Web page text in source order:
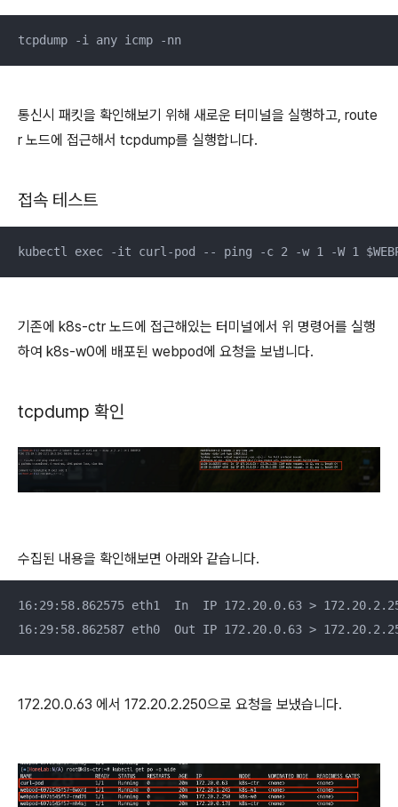
tcpdump -i any icmp -nn
통신시 패킷을 확인해보기 위해 새로운 터미널을 실행하고, route
r 노드에 접근해서 tcpdump를 실행합니다.
접속 테스트
kubectl exec -it curl-pod -- ping -c 2 -w 1 -W 1
기존에 k8s-ctr 노드에 접근해있는 터미널에서 위 명령어를 실행
하여 k8s-w0에 배포된 webpod에 요청을 보냅니다.
tcpdump 확인
수집된 내용을 확인해보면 아래와 같습니다.
16:29:58.862575 eth1  In  IP 172.20.0.63 >
16:29:58.862587 eth0  Out IP 172.20.0.63 >
172.20.0.63 에서 172.20.2.250으로 요청을 보냈습니다.